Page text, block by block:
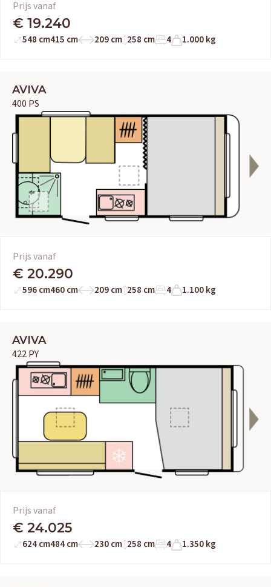
Prijs vanaf
€ 19.240
548 cm415 cm 209 cm 258 cm 4 1.000 kg
AVIVA
400 PS
Prijs vanaf
€ 20.290
596 cm460 cm 209 cm 258 cm 4 1.100 kg
AVIVA
422 PY
Prijs vanaf
€ 24.025
624 cm484 cm 230 cm 258 cm 4 1.350 kg
OUD GASTEL
Adria HymerKnaus
Eura Mobil